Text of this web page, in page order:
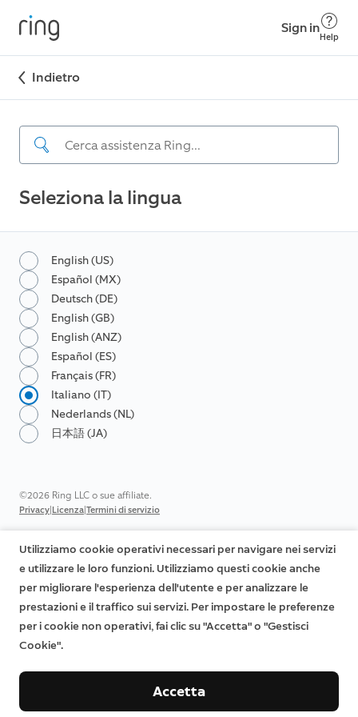
Sign in
Help
Indietro
Seleziona la lingua
English (US)
Español (MX)
Deutsch (DE)
English (GB)
English (ANZ)
Español (ES)
Français (FR)
Italiano (IT)
Nederlands (NL)
日本語 (JA)
©2026 Ring LLC o sue affiliate.
Privacy|Licenza|Termini di servizio
Utilizziamo cookie operativi necessari per navigare nei servizi
e utilizzare le loro funzioni. Utilizziamo questi cookie anche
per migliorare l'esperienza dell'utente e per analizzare le
prestazioni e il traffico sui servizi. Per impostare le preferenze
per i cookie non operativi, fai clic su "Accetta" o "Gestisci
Cookie".
Accetta